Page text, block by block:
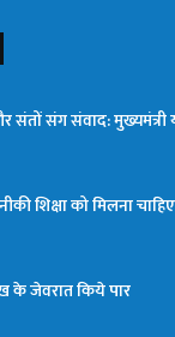
संतों संग संवाद: मुख्यमंत्री
शिक्षा को मिलना
के जेवरात किये पार